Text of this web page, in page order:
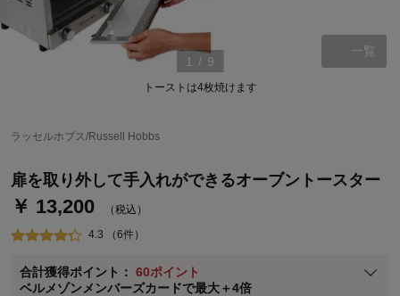
トーストは4枚焼けます
1 / 9
一覧
ラッセルホブス/Russell Hobbs
扉を取り外して手入れができるオーブントースター
￥ 13,200 （税込）
4.3 （6件）
合計獲得ポイント： 60ポイント
ベルメゾンメンバーズカードで最大＋4倍
ステージが上がれば送料無料・返品引取無料！
ベルメゾンご優待サービスについて
ベルメゾン・ポイントについて
通常商品送料無料 返品引取無料（JCBのみ）
即時入会なら更に500円OFFクーポンプレゼント
※メンバーズカードの加算ポイントはステージ倍率適用前の基本ポイント
に対して適用されます。